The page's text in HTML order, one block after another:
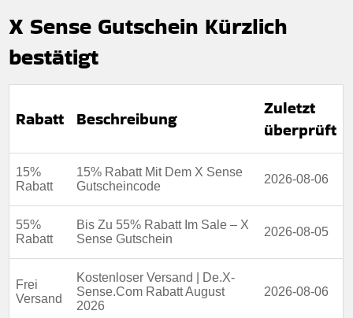
X Sense Gutschein Kürzlich
bestätigt
Rabatt Beschreibung
Zuletzt
überprüft
15%
Rabatt
15% Rabatt Mit Dem X Sense
Gutscheincode
2026-08-06
55%
Rabatt
Bis Zu 55% Rabatt Im Sale – X
Sense Gutschein
2026-08-05
Frei
Versand
Kostenloser Versand | De.X-
Sense.Com Rabatt August
2026
2026-08-06